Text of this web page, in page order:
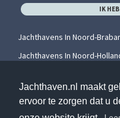
Jachthaven.nl maakt
ervoor te zorgen dat u
IK
Jachthavens In Noord-
Jachthavens In Noord-
Jachthavens In Utrecht